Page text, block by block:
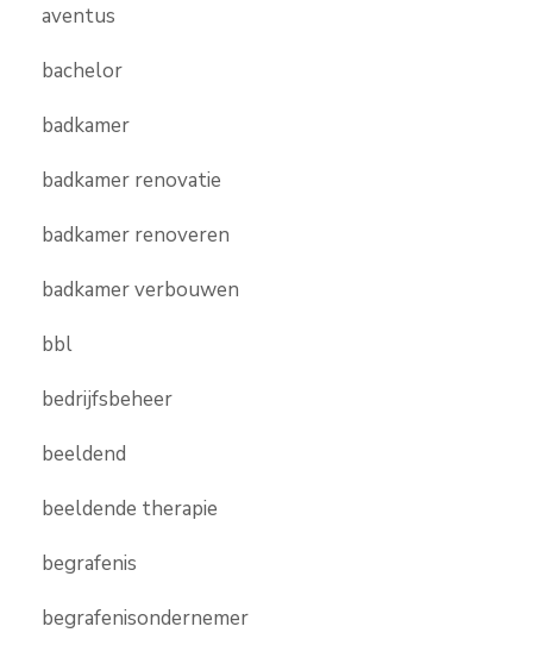
aventus
bachelor
badkamer
badkamer renovatie
badkamer renoveren
badkamer verbouwen
bbl
bedrijfsbeheer
beeldend
beeldende therapie
begrafenis
begrafenisondernemer